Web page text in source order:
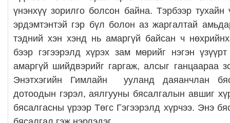
үнэнхүү зорилго болсон байна. Тэрбээр
эрдэмтэнтэй гэр бүл болон аз жаргалтай
тэдний хэн хэнд нь амаргүй байсан ч
бээр гэгээрэлд хүрэх зам мөрийг нэгэн
амаргүй шийдвэрийг гаргаж, алсыг ганцаараа
Энэтхэгийн Гимлайн ууланд даяанчлан
дотоодын гэрэл, аялгууны бясалгалын авшиг
бясалгасны үрээр Төгс Гэгээрэлд хүрчээ. Энэ